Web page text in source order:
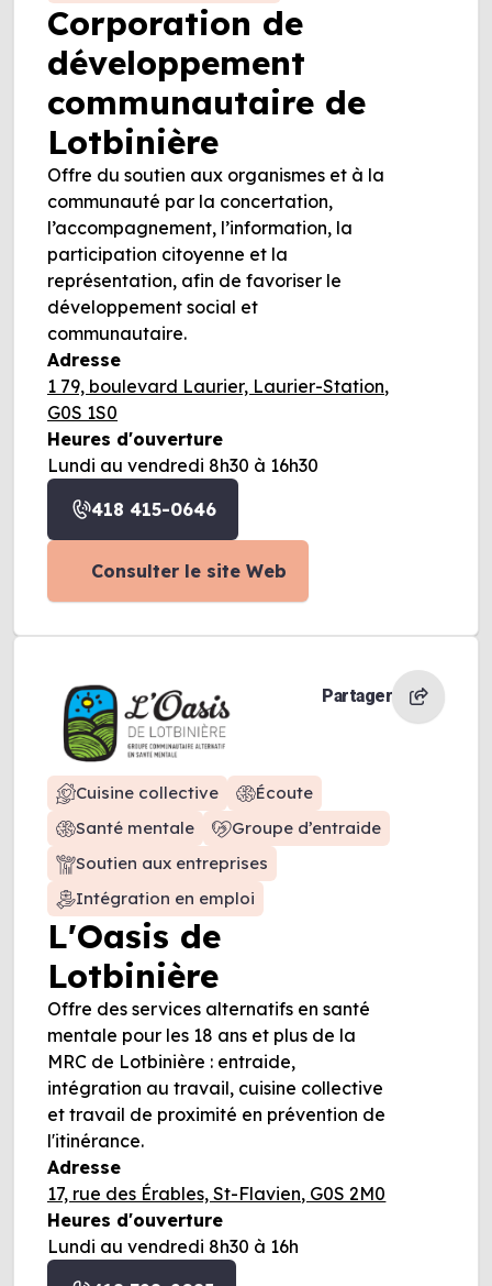
Corporation de
développement
communautaire de
Lotbinière
Offre du soutien aux organismes et à la
communauté par la concertation,
l’accompagnement, l’information, la
participation citoyenne et la
représentation, afin de favoriser le
développement social et
communautaire.
Adresse
1 79, boulevard Laurier, Laurier-Station,
G0S 1S0
Heures d'ouverture
Lundi au vendredi 8h30 à 16h30
418 415-0646
Consulter le site Web
L'Oasis de
Lotbinière
Partager
Cuisine collective
Écoute
Santé mentale
Groupe d’entraide
Soutien aux entreprises
Intégration en emploi
Offre des services alternatifs en santé
mentale pour les 18 ans et plus de la
MRC de Lotbinière : entraide,
intégration au travail, cuisine collective
et travail de proximité en prévention de
l'itinérance.
Adresse
17, rue des Érables, St-Flavien, G0S 2M0
Heures d'ouverture
Lundi au vendredi 8h30 à 16h